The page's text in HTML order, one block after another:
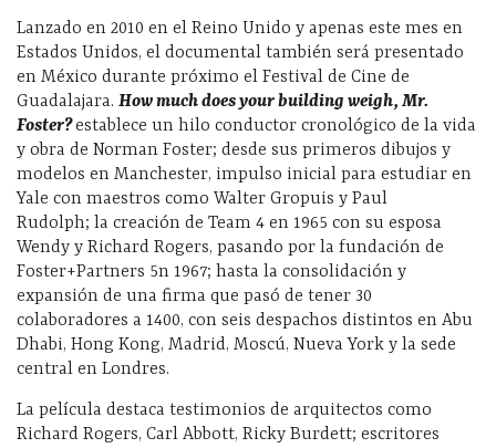
Lanzado en 2010 en el Reino Unido y apenas este mes en
Estados Unidos, el documental también será presentado
en México durante próximo el Festival de Cine de
Guadalajara. How much does your building weigh, Mr.
Foster?establece un hilo conductor cronológico de la vida
y obra de Norman Foster; desde sus primeros dibujos y
modelos en Manchester, impulso inicial para estudiar en
Yale con maestros como Walter Gropuis y Paul
Rudolph; la creación de Team 4 en 1965 con su esposa
Wendy y Richard Rogers, pasando por la fundación de
Foster+Partners 5n 1967; hasta la consolidación y
expansión de una firma que pasó de tener 30
colaboradores a 1400, con seis despachos distintos en Abu
Dhabi, Hong Kong, Madrid, Moscú, Nueva York y la sede
central en Londres.
La película destaca testimonios de arquitectos como
Richard Rogers, Carl Abbott, Ricky Burdett; escritores